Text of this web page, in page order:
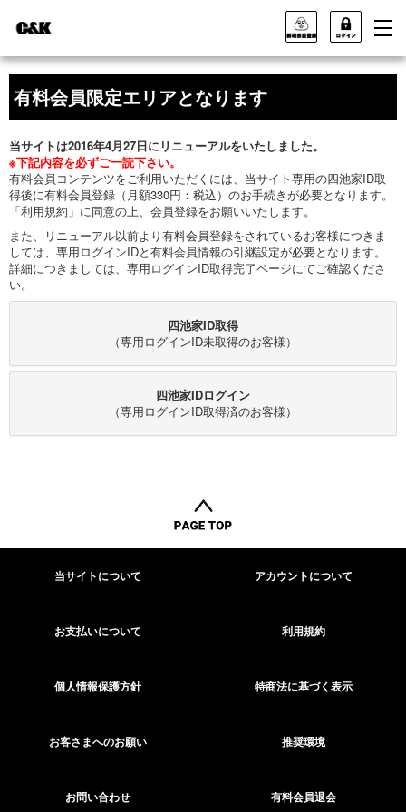
有料会員限定エリアとなります
当サイトは2016年4月27日にリニューアルをいたしました。
※下記内容を必ずご一読下さい。
有料会員コンテンツをご利用いただくには、当サイト専用の四池家ID取
得後に有料会員登録（月額330円：税込）のお手続きが必要となります。
「利用規約」に同意の上、会員登録をお願いいたします。
また、リニューアル以前より有料会員登録をされているお客様につきま
しては、専用ログインIDと有料会員情報の引継設定が必要となります。
詳細につきましては、専用ログインID取得完了ページにてご確認くださ
い。
四池家ID取得
（専用ログインID未取得のお客様）
四池家IDログイン
（専用ログインID取得済のお客様）
当サイトについて アカウントについて
お支払いについて 利用規約
個人情報保護方針 特商法に基づく表示
お客さまへのお願い 推奨環境
お問い合わせ 有料会員退会